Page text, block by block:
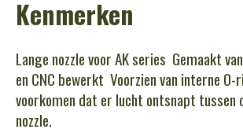
Kenmerken
Lange nozzle voor AK series  Gemaakt
en CNC bewerkt  Voorzien van interne
voorkomen dat er lucht ontsnapt tussen
nozzle.